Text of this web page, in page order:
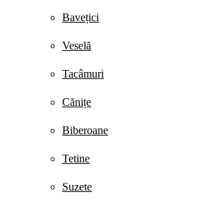
Bavețici
Veselă
Tacâmuri
Cănițe
Biberoane
Tetine
Suzete